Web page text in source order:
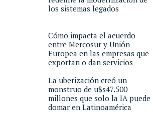
los sistemas legados
Cómo impacta el acuerdo
entre Mercosur y Unión
Europea en las empresas que
exportan o dan servicios
La uberización creó un
monstruo de u$s47.500
millones que solo la IA puede
domar en Latinoamérica